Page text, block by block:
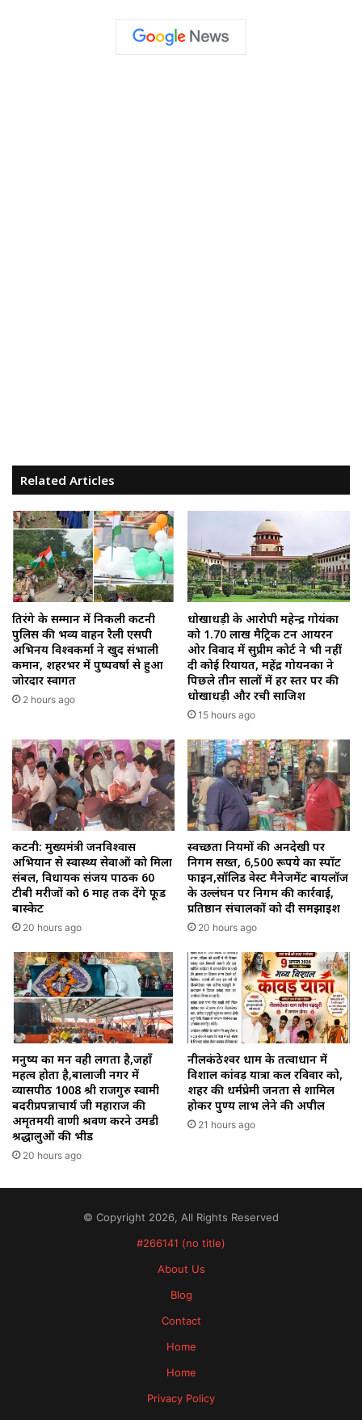
Related Articles
तिरंगे के सम्मान में निकली कटनी
पुलिस की भव्य वाहन रैली एसपी
अभिनय विश्वकर्मा ने खुद संभाली
कमान, शहरभर में पुष्पवर्षा से हुआ
जोरदार स्वागत
2 hours ago
धोखाधड़ी के आरोपी महेन्द्र गोयंका
को 1.70 लाख मैट्रिक टन आयरन
ओर विवाद में सुप्रीम कोर्ट ने भी नहीं
दी कोई रियायत, महेंद्र गोयनका ने
पिछले तीन सालों में हर स्तर पर की
धोखाधड़ी और रची साजिश
15 hours ago
कटनी: मुख्यमंत्री जनविश्वास
अभियान से स्वास्थ्य सेवाओं को मिला
संबल, विधायक संजय पाठक 60
टीबी मरीजों को 6 माह तक देंगे फूड
बास्केट
20 hours ago
स्वच्छता नियमों की अनदेखी पर
निगम सख्त, 6,500 रूपये का स्पॉट
फाइन,सॉलिड वेस्ट मैनेजमेंट बायलॉज
के उल्लंघन पर निगम की कार्रवाई,
प्रतिष्ठान संचालकों को दी समझाइश
20 hours ago
मनुष्य का मन वही लगता है,जहाँ
महत्व होता है,बालाजी नगर में
व्यासपीठ 1008 श्री राजगुरु स्वामी
बदरीप्रपन्नाचार्य जी महाराज की
अमृतमयी वाणी श्रवण करने उमडी
श्रद्धालुओं की भीड
20 hours ago
नीलकंठेश्वर धाम के तत्वाधान में
विशाल कांवड़ यात्रा कल रविवार को,
शहर की धर्मप्रेमी जनता से शामिल
होकर पुण्य लाभ लेने की अपील
21 hours ago
© Copyright 2026, All Rights Reserved
#266141 (no title)
About Us
Blog
Contact
Home
Home
Privacy Policy